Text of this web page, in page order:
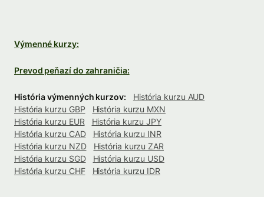
Výmenné kurzy:
Prevod peňazí do zahraničia:
História výmenných kurzov:
História kurzu AUD
História kurzu GBP
História kurzu MXN
História kurzu EUR
História kurzu JPY
História kurzu CAD
História kurzu INR
História kurzu NZD
História kurzu ZAR
História kurzu SGD
História kurzu USD
História kurzu CHF
História kurzu IDR